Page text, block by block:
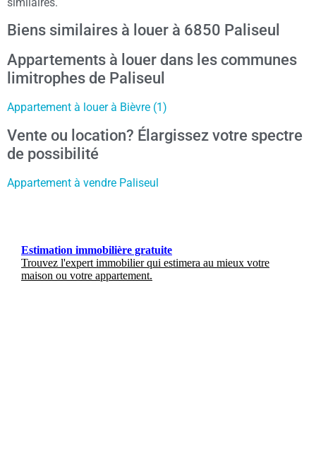
Biens similaires à louer à 6850 Paliseul
Appartements à louer dans les communes
limitrophes de Paliseul
Appartement à louer à Bièvre (1)
Vente ou location? Élargissez votre spectre
de possibilité
Appartement à vendre Paliseul